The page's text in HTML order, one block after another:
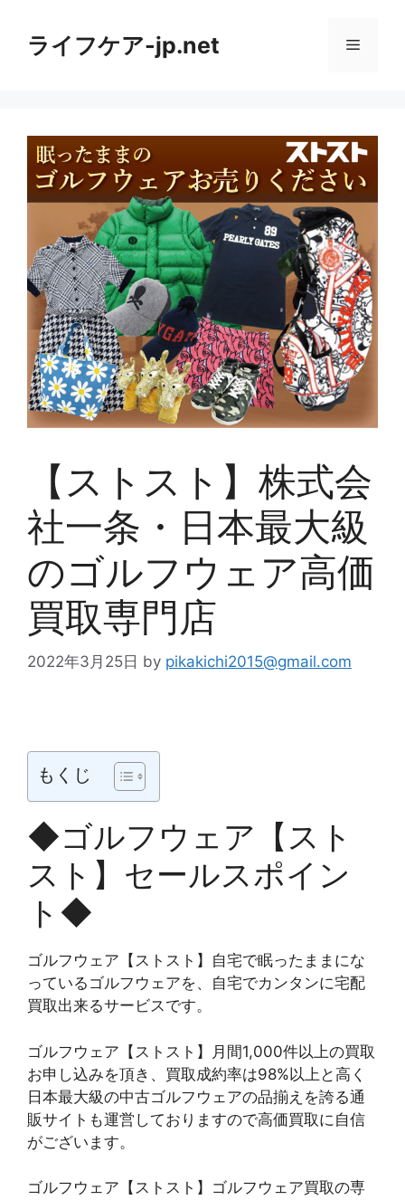
ライフケア-jp.net メ
ュ
ー
【ストスト】株式会
社一条・日本最大級
のゴルフウェア高価
買取専門店
2022年3月25日 by pikakichi2015@gmail.com
もくじ
◆ゴルフウェア【スト
スト】セールスポイン
ト◆
ゴルフウェア【ストスト】自宅で眠ったままにな
っているゴルフウェアを、自宅でカンタンに宅配
買取出来るサービスです。
ゴルフウェア【ストスト】月間1,000件以上の買取
お申し込みを頂き、買取成約率は98%以上と高く
日本最大級の中古ゴルフウェアの品揃えを誇る通
販サイトも運営しておりますので高価買取に自信
がございます。
ゴルフウェア【ストスト】ゴルフウェア買取の専